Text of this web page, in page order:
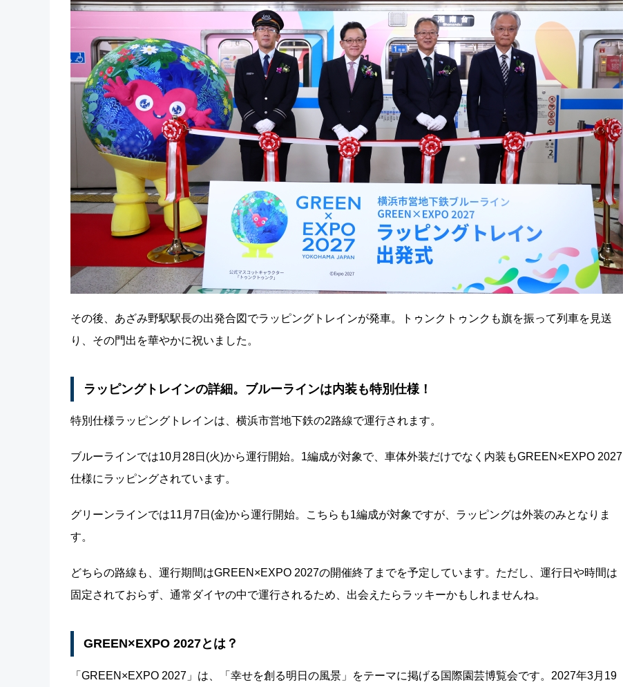
その後、あざみ野駅駅長の出発合図でラッピングトレインが発車。トゥンクトゥンクも旗を振って列車を見送
り、その門出を華やかに祝いました。
ラッピングトレインの詳細。ブルーラインは内装も特別仕様！
特別仕様ラッピングトレインは、横浜市営地下鉄の2路線で運行されます。
ブルーラインでは10月28日(火)から運行開始。1編成が対象で、車体外装だけでなく内装もGREEN×EXPO 2027
仕様にラッピングされています。
グリーンラインでは11月7日(金)から運行開始。こちらも1編成が対象ですが、ラッピングは外装のみとなりま
す。
どちらの路線も、運行期間はGREEN×EXPO 2027の開催終了までを予定しています。ただし、運行日や時間は
固定されておらず、通常ダイヤの中で運行されるため、出会えたらラッキーかもしれませんね。
GREEN×EXPO 2027とは？
「GREEN×EXPO 2027」は、「幸せを創る明日の風景」をテーマに掲げる国際園芸博覧会です。2027年3月19